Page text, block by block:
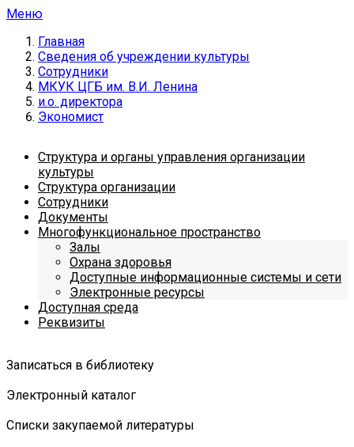
Меню
Главная
Сведения об учреждении культуры
Сотрудники
МКУК ЦГБ им. В.И. Ленина
и.о. директора
Экономист
Структура и органы управления организации
культуры
Структура организации
Сотрудники
Документы
Многофункциональное пространство
Залы
Охрана здоровья
Доступные информационные системы и сети
Электронные ресурсы
Доступная среда
Реквизиты
Записаться в библиотеку
Электронный каталог
Списки закупаемой литературы